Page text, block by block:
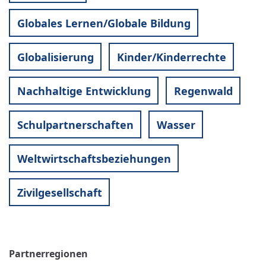
Globales Lernen/Globale Bildung
Globalisierung Kinder/Kinderrechte
Nachhaltige Entwicklung Regenwald
Schulpartnerschaften Wasser
Weltwirtschaftsbeziehungen
Zivilgesellschaft
Partnerregionen